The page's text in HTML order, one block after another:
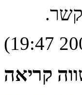
קשר.
קריאה